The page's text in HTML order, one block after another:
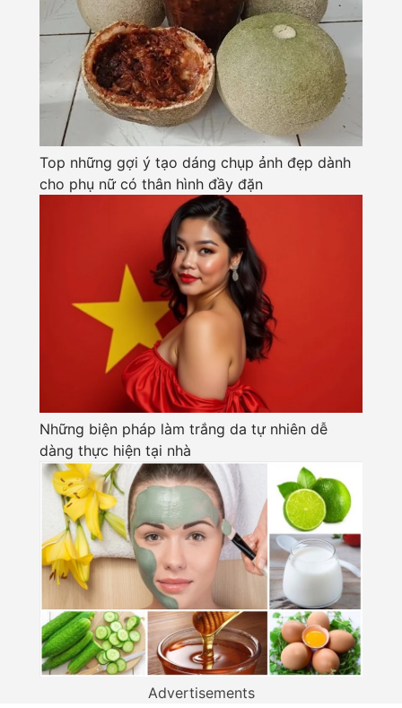
Top những gợi ý tạo dáng chụp ảnh đẹp dành
cho phụ nữ có thân hình đầy đặn
Những biện pháp làm trắng da tự nhiên dễ
dàng thực hiện tại nhà
Advertisements